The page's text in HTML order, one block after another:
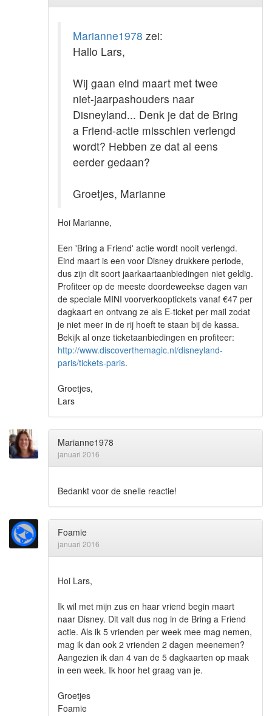
Marianne1978 zei:
Hallo Lars,
Wij gaan eind maart met twee
niet-jaarpashouders naar
Disneyland... Denk je dat de Bring
a Friend-actie misschien verlengd
wordt? Hebben ze dat al eens
eerder gedaan?
Groetjes, Marianne
Hoi Marianne,
Een 'Bring a Friend' actie wordt nooit verlengd.
Eind maart is een voor Disney drukkere periode,
dus zijn dit soort jaarkaartaanbiedingen niet geldig.
Profiteer op de meeste doordeweekse dagen van
de speciale MINI voorverkooptickets vanaf €47 per
dagkaart en ontvang ze als E-ticket per mail zodat
je niet meer in de rij hoeft te staan bij de kassa.
Bekijk al onze ticketaanbiedingen en profiteer:
http://www.discoverthemagic.nl/disneyland-
paris/tickets-paris.
Groetjes,
Lars
Marianne1978
januari 2016
Bedankt voor de snelle reactie!
Foamie
januari 2016
Hoi Lars,
Ik wil met mijn zus en haar vriend begin maart
naar Disney. Dit valt dus nog in de Bring a Friend
actie. Als ik 5 vrienden per week mee mag nemen,
mag ik dan ook 2 vrienden 2 dagen meenemen?
Aangezien ik dan 4 van de 5 dagkaarten op maak
in een week. Ik hoor het graag van je.
Groetjes
Foamie